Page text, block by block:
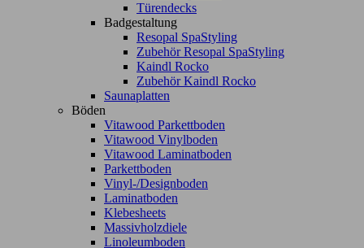
Türendecks
Badgestaltung
Resopal SpaStyling
Zubehör Resopal SpaStyling
Kaindl Rocko
Zubehör Kaindl Rocko
Saunaplatten
Böden
Vitawood Parkettboden
Vitawood Vinylboden
Vitawood Laminatboden
Parkettboden
Vinyl-/Designboden
Laminatboden
Klebesheets
Massivholzdiele
Linoleumboden